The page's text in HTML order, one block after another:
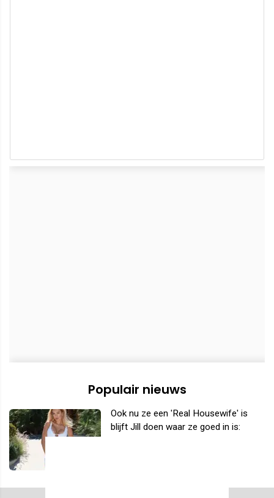
Populair nieuws
Ook nu ze een 'Real Housewife' is
blijft Jill doen waar ze goed in is: